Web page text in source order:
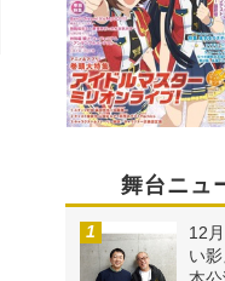
舞台ニュ
12
い